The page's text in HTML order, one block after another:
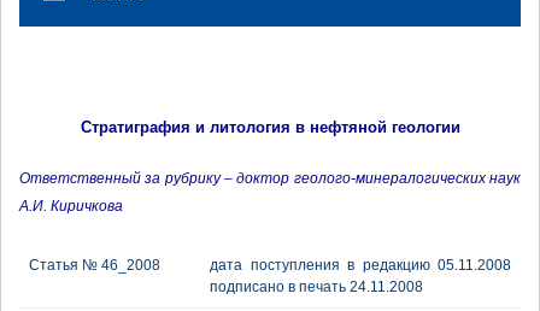
Стратиграфия и литология в нефтяной геологии
Ответственный за рубрику – доктор геолого-минералогических наук
А.И. Киричкова
Статья № 46_2008
дата поступления в редакцию 05.11.2008
подписано в печать 24.11.2008